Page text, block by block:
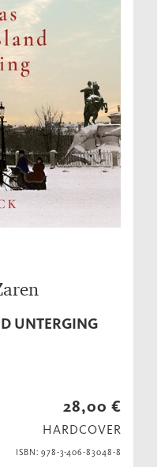
UNTERGING
28,00 €
HARDCOVER
ISBN: 978-3-406-83048-8